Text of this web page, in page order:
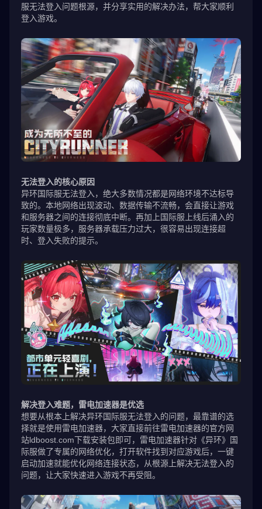
服无法登入问题根源，并分享实用的解决办法，帮大家顺利
登入游戏。
无法登入的核心原因
异环国际服无法登入，绝大多数情况都是网络环境不达标导
致的。本地网络出现波动、数据传输不流畅，会直接让游戏
和服务器之间的连接彻底中断。再加上国际服上线后涌入的
玩家数量极多，服务器承载压力过大，很容易出现连接超
时、登入失败的提示。
解决登入难题，雷电加速器是优选
想要从根本上解决异环国际服无法登入的问题，最靠谱的选
择就是使用雷电加速器，大家直接前往雷电加速器的官方网
站ldboost.com下载安装包即可，雷电加速器针对《异环》国
际服做了专属的网络优化，打开软件找到对应游戏后，一键
启动加速就能优化网络连接状态，从根源上解决无法登入的
问题，让大家快速进入游戏不再受阻。